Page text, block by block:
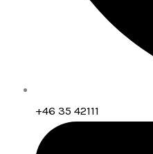
+46 35 42111